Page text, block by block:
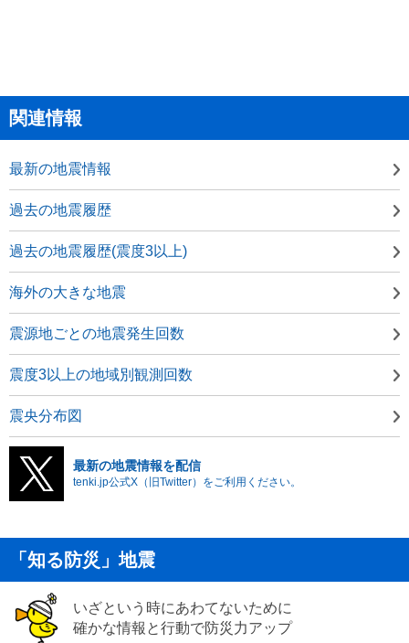
関連情報
最新の地震情報
過去の地震履歴
過去の地震履歴(震度3以上)
海外の大きな地震
震源地ごとの地震発生回数
震度3以上の地域別観測回数
震央分布図
最新の地震情報を配信
tenki.jp公式X（旧Twitter）をご利用ください。
「知る防災」地震
いざという時にあわてないために
確かな情報と行動で防災力アップ